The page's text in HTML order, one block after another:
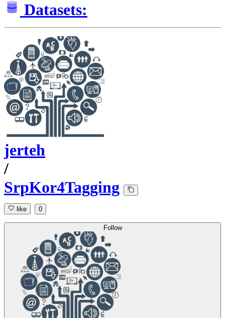
Datasets:
jerteh
/
SrpKor4Tagging
like 0
Follow